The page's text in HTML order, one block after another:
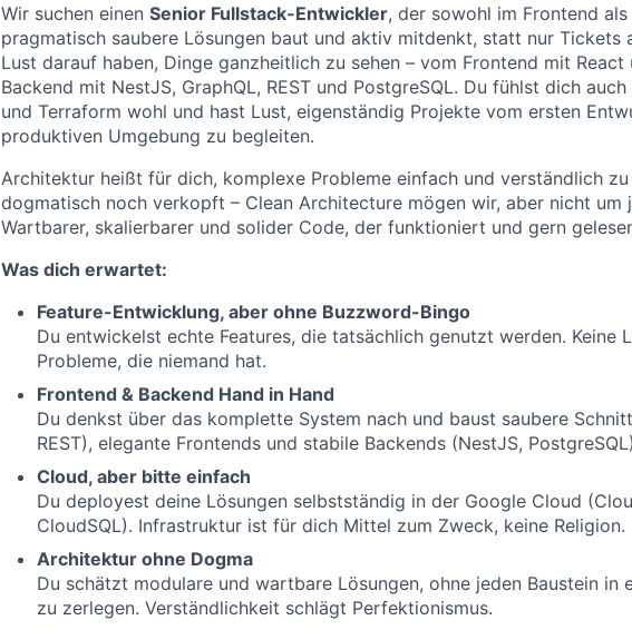
Wir suchen einen Senior Fullstack-Entwickler, der sowohl im Frontend
pragmatisch saubere Lösungen baut und aktiv mitdenkt, statt nur Tickets
Lust darauf haben, Dinge ganzheitlich zu sehen – vom Frontend mit
Backend mit NestJS, GraphQL, REST und PostgreSQL. Du fühlst dich
und Terraform wohl und hast Lust, eigenständig Projekte vom ersten
produktiven Umgebung zu begleiten.
Architektur heißt für dich, komplexe Probleme einfach und verständlich
dogmatisch noch verkopft – Clean Architecture mögen wir, aber nicht um
Wartbarer, skalierbarer und solider Code, der funktioniert und gern
Was dich erwartet:
Feature-Entwicklung, aber ohne Buzzword-Bingo
Du entwickelst echte Features, die tatsächlich genutzt werden. Keine
Probleme, die niemand hat.
Frontend & Backend Hand in Hand
Du denkst über das komplette System nach und baust saubere
REST), elegante Frontends und stabile Backends (NestJS,
Cloud, aber bitte einfach
Du deployest deine Lösungen selbstständig in der Google Cloud
CloudSQL). Infrastruktur ist für dich Mittel zum Zweck, keine Religion.
Architektur ohne Dogma
Du schätzt modulare und wartbare Lösungen, ohne jeden Baustein in
zu zerlegen. Verständlichkeit schlägt Perfektionismus.